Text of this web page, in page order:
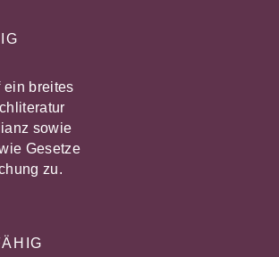
ein breites
sowie
Gesetze
zu.